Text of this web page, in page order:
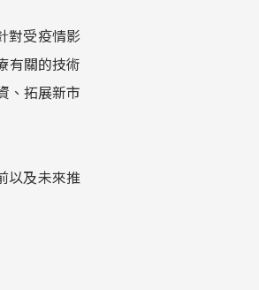
對受疫情影
有關的技術
、拓展新市
以及未來推